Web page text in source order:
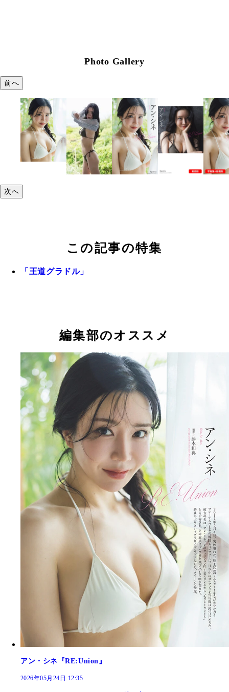
Photo Gallery
前へ
次へ
この記事の特集
「王道グラドル」
編集部のオススメ
アン・シネ『RE:Union』
2026年05月24日 12:35